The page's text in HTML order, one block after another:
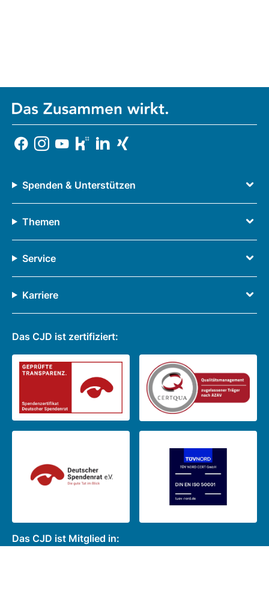
Spenden & Unterstützen
Themen
Service
Karriere
Das CJD ist zertifiziert:
Das CJD ist Mitglied in: